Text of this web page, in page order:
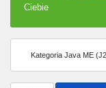
Ciebie
Kategoria Java ME
Kraków
Poznań
Łódź